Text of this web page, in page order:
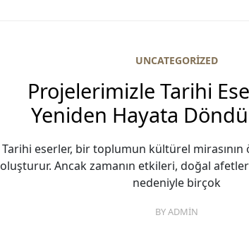
UNCATEGORIZED
Projelerimizle Tarihi
Yeniden Hayata
Tarihi eserler, bir toplumun kültürel mirasının
oluşturur. Ancak zamanın etkileri, doğal
nedeniyle birçok
BYADMIN